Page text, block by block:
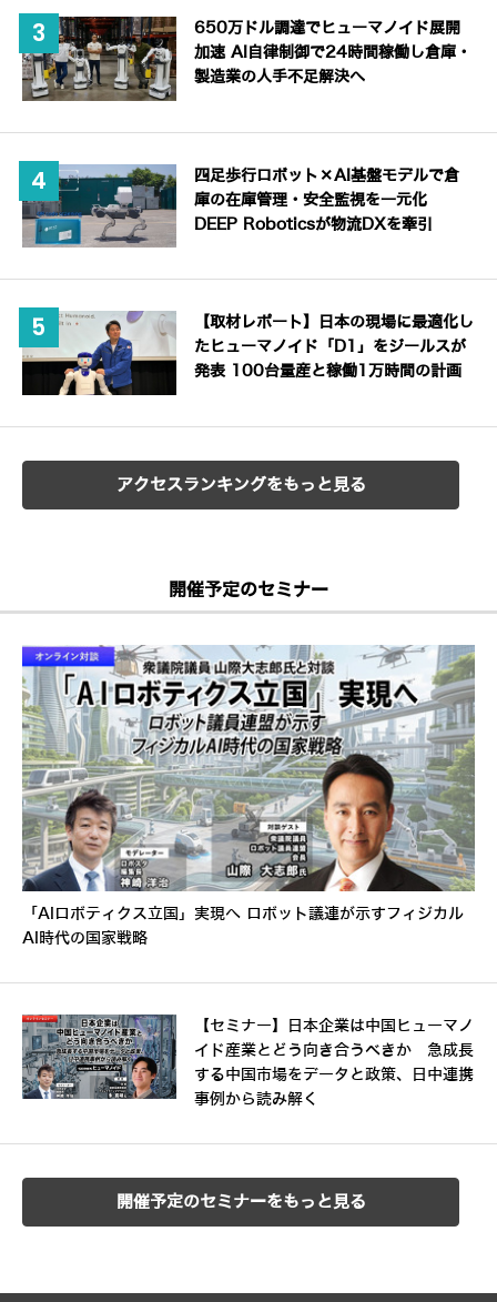
650万ドル調達でヒューマノイド展開
加速 AI自律制御で24時間稼働し倉庫・
製造業の人手不足解決へ
四足歩行ロボット×AI基盤モデルで倉
庫の在庫管理・安全監視を一元化
DEEP Roboticsが物流DXを牽引
【取材レポート】日本の現場に最適化し
たヒューマノイド「D1」をジールスが
発表 100台量産と稼働1万時間の計画
アクセスランキングをもっと見る
開催予定のセミナー
「AIロボティクス立国」実現へ ロボット議連が示すフィジカル
AI時代の国家戦略
【セミナー】日本企業は中国ヒューマノ
イド産業とどう向き合うべきか 急成長
する中国市場をデータと政策、日中連携
事例から読み解く
開催予定のセミナーをもっと見る